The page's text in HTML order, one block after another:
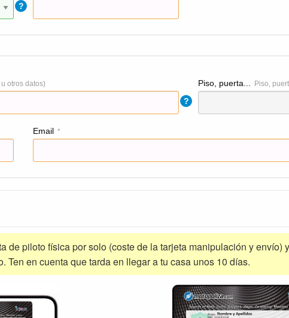
?
otros datos)
?
Piso, puerta... Piso,
Email *
de piloto física por solo (coste de la tarjeta manipulación y envío)
Ten en cuenta que tarda en llegar a tu casa unos 10 días.